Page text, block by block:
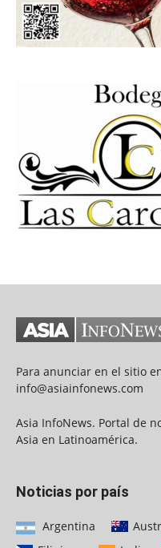
Para anunciar en el sitio
info@asiainfonews.com
Asia InfoNews. Portal de
Asia en Latinoamérica.
Noticias por país
Argentina